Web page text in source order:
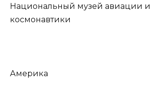
Национальный музей авиации и
космонавтики
Америка